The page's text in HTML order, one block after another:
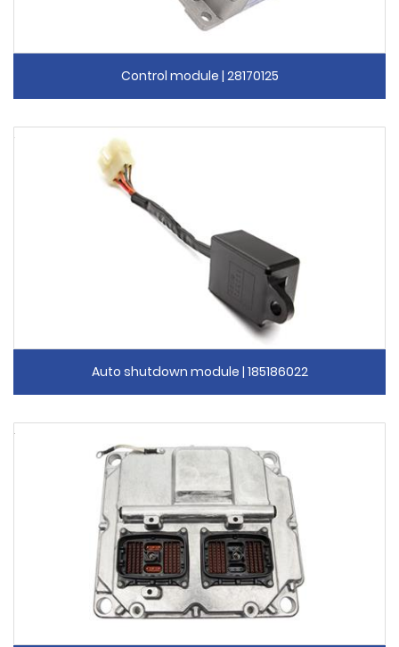
Control module | 28170125
Auto shutdown module | 185186022